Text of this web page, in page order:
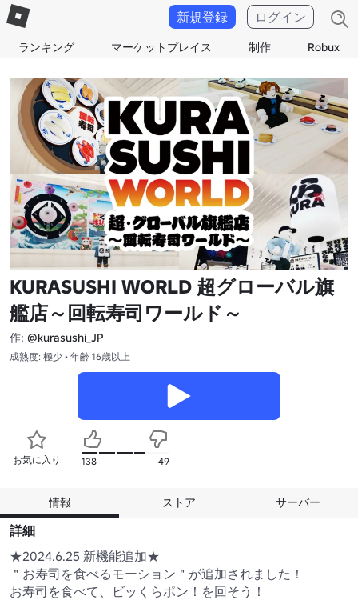
ランキング マーケットプレイス 制作 Robux
新規登録 ログイン
KURASUSHI WORLD 超グローバル旗
艦店～回転寿司ワールド～
作: @kurasushi_JP
成熟度: 極少 • 年齢 16歳以上
お気に入り 138 49
情報 ストア サーバー
詳細
★2024.6.25 新機能追加★
＂お寿司を食べるモーション＂が追加されました！
お寿司を食べて、ビッくらポン！を回そう！